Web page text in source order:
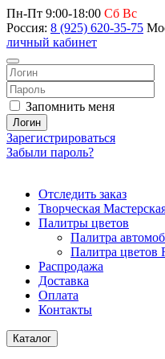
Пн-Пт 9:00-18:00 Сб Вс
Россия: 8 (925) 620-35-75
личный кабинет
Запомнить меня
Логин
Зарегистрироваться
Забыли пароль?
Отследить заказ
Творческая
Палитры цветов
Палитра
Палитра цветов
Распродажа
Доставка
Оплата
Контакты
Каталог